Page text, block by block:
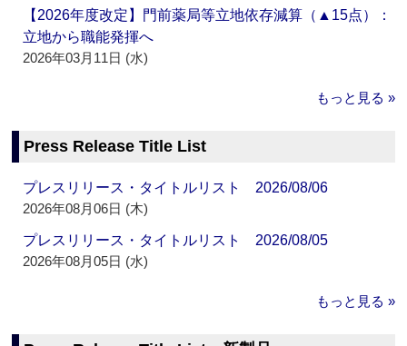
【2026年度改定】門前薬局等立地依存減算（▲15点）：
立地から職能発揮へ
2026年03月11日 (水)
もっと見る »
Press Release Title List
プレスリリース・タイトルリスト 2026/08/06
2026年08月06日 (木)
プレスリリース・タイトルリスト 2026/08/05
2026年08月05日 (水)
もっと見る »